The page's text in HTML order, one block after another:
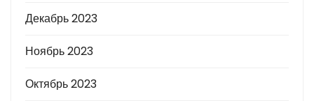
Декабрь 2023
Ноябрь 2023
Октябрь 2023